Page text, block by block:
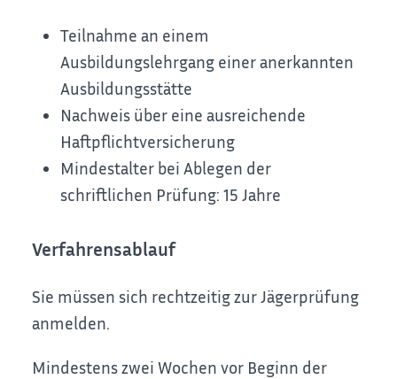
Teilnahme an einem
Ausbildungslehrgang einer anerkannten
Ausbildungsstätte
Nachweis über eine ausreichende
Haftpflichtversicherung
Mindestalter bei Ablegen der
schriftlichen Prüfung: 15 Jahre
Verfahrensablauf
Sie müssen sich rechtzeitig zur Jägerprüfung
anmelden.
Mindestens zwei Wochen vor Beginn der